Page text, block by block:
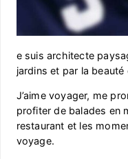
e suis architecte
jardins et par la beauté
J’aime voyager, me
profiter de balades en
restaurant et les
voyage.